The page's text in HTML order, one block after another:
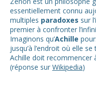
essentiellement connu
multiples paradoxes sur
premier à confronter
Imaginons qu’Achille
jusqu’à l’endroit où elle
Achille doit recommencer
(réponse sur Wikipedia)